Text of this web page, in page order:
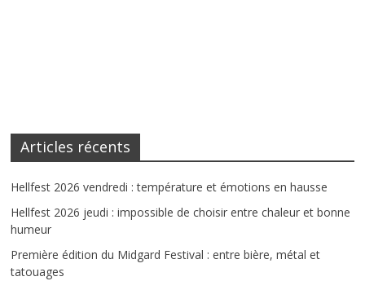
Articles récents
Hellfest 2026 vendredi : température et émotions en hausse
Hellfest 2026 jeudi : impossible de choisir entre chaleur et bonne
humeur
Première édition du Midgard Festival : entre bière, métal et
tatouages